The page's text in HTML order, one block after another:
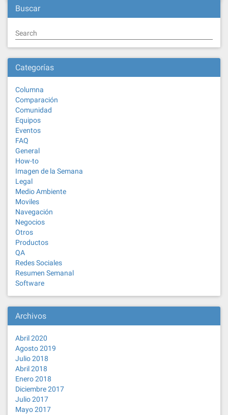
Buscar
Search
Categorías
Columna
Comparación
Comunidad
Equipos
Eventos
FAQ
General
How-to
Imagen de la Semana
Legal
Medio Ambiente
Moviles
Navegación
Negocios
Otros
Productos
QA
Redes Sociales
Resumen Semanal
Software
Archivos
Abril 2020
Agosto 2019
Julio 2018
Abril 2018
Enero 2018
Diciembre 2017
Julio 2017
Mayo 2017